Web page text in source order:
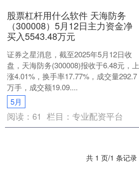
股票杠杆用什么软件 天海防务
（300008）5月12日主力资金净
买入5543.48万元
证券之星消息，截至2025年5月12日收
盘，天海防务(300008)报收于6.48元，上
涨4.01%，换手率17.77%，成交量292.7
万手，成交额19.09....
5月
阅读：61 栏目：专业配资平台
共 1 页/1 条记录